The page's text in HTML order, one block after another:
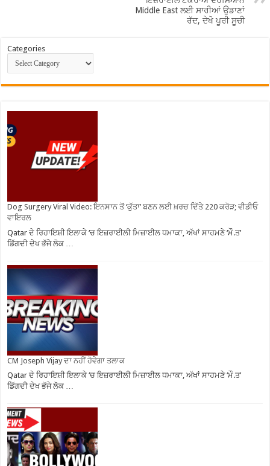
Middle East ਲਈ ਸਾਰੀਆਂ ਉਡਾਣਾਂ
ਰੱਦ, ਦੇਖੋ ਪੂਰੀ ਸੂਚੀ
Categories
Dog Surgery Viral Video: ਇਨਸਾਨ ਤੋਂ ‘ਕੁੱਤਾ’ ਬਣਨ ਲਈ ਖ਼ਰਚ ਦਿੱਤੇ 220 ਕਰੋੜ; ਵੀਡੀਓ
ਵਾਇਰਲ
Qatar ਦੇ ਰਿਹਾਇਸ਼ੀ ਇਲਾਕੇ ‘ਚ ਇਜ਼ਰਾਈਲੀ ਮਿਜ਼ਾਈਲ ਧਮਾਕਾ, ਅੱਖਾਂ ਸਾਹਮਣੇ ‘ਮੌ.ਤ’
ਡਿੱਗਦੀ ਦੇਖ ਭੱਜੇ ਲੋਕ …
CM Joseph Vijay ਦਾ ਨਹੀਂ ਹੋਵੇਗਾ ਤਲਾਕ
Qatar ਦੇ ਰਿਹਾਇਸ਼ੀ ਇਲਾਕੇ ‘ਚ ਇਜ਼ਰਾਈਲੀ ਮਿਜ਼ਾਈਲ ਧਮਾਕਾ, ਅੱਖਾਂ ਸਾਹਮਣੇ ‘ਮੌ.ਤ’
ਡਿੱਗਦੀ ਦੇਖ ਭੱਜੇ ਲੋਕ …